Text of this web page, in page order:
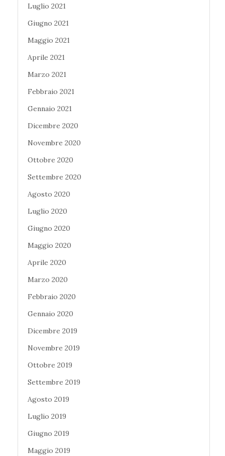
Luglio 2021
Giugno 2021
Maggio 2021
Aprile 2021
Marzo 2021
Febbraio 2021
Gennaio 2021
Dicembre 2020
Novembre 2020
Ottobre 2020
Settembre 2020
Agosto 2020
Luglio 2020
Giugno 2020
Maggio 2020
Aprile 2020
Marzo 2020
Febbraio 2020
Gennaio 2020
Dicembre 2019
Novembre 2019
Ottobre 2019
Settembre 2019
Agosto 2019
Luglio 2019
Giugno 2019
Maggio 2019